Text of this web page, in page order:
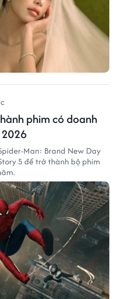
phim có doanh
Man: Brand New Day
5 để trở thành bộ phim